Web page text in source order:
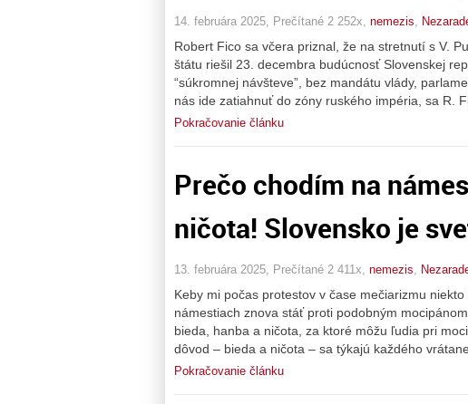
14. februára 2025, Prečítané 2 252x, nemezis,
Robert Fico sa včera priznal, že na stretnutí s V.
štátu riešil 23. decembra budúcnosť Slovenskej
“súkromnej návšteve”, bez mandátu vlády,
nás ide zatiahnuť do zóny ruského impéria, sa R.
Pokračovanie článku
Prečo chodím na
ničota! Slovensko je
13. februára 2025, Prečítané 2 411x, nemezis
Keby mi počas protestov v čase mečiarizmu
námestiach znova stáť proti podobným
bieda, hanba a ničota, za ktoré môžu ľudia pri
dôvod – bieda a ničota – sa týkajú každého
Pokračovanie článku